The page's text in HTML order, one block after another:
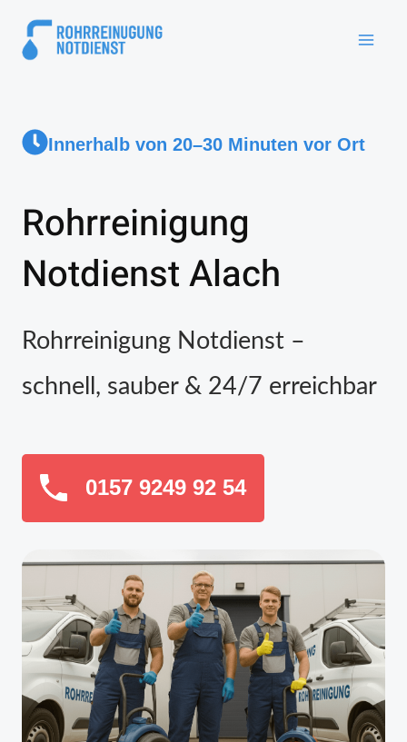
Innerhalb von 20–30 Minuten vor Ort
Rohrreinigung
Notdienst Alach
Rohrreinigung Notdienst –
schnell, sauber & 24/7 erreichbar
0157 9249 92 54